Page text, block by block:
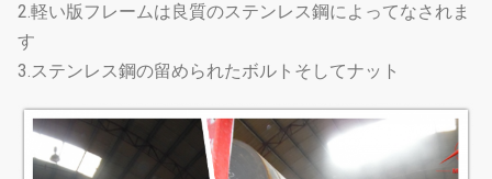
2.軽い版フレームは良質のステンレス鋼によってなされま
す
3.ステンレス鋼の留められたボルトそしてナット